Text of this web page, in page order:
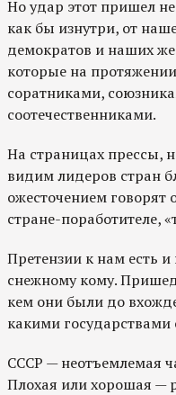
Но удар этот пришел
как бы изнутри, от
демократов и наших
которые на
соратниками,
соотечественниками.
На страницах прессы,
видим лидеров стран
ожесточением говорят
стране-поработителе,
Претензии к нам есть
снежному кому.
кем они были до
какими государствами
СССР — неотъемлемая
Плохая или хорошая —